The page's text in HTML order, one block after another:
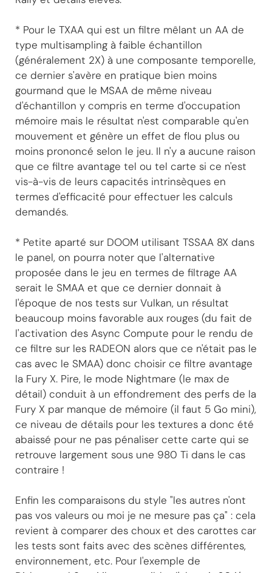
* Pour le TXAA qui est un filtre mêlant un AA de
type multisampling à faible échantillon
(généralement 2X) à une composante temporelle,
ce dernier s'avère en pratique bien moins
gourmand que le MSAA de même niveau
d'échantillon y compris en terme d'occupation
mémoire mais le résultat n'est comparable qu'en
mouvement et génère un effet de flou plus ou
moins prononcé selon le jeu. Il n'y a aucune raison
que ce filtre avantage tel ou tel carte si ce n'est
vis-à-vis de leurs capacités intrinsèques en
termes d'efficacité pour effectuer les calculs
demandés.
* Petite aparté sur DOOM utilisant TSSAA 8X dans
le panel, on pourra noter que l'alternative
proposée dans le jeu en termes de filtrage AA
serait le SMAA et que ce dernier donnait à
l'époque de nos tests sur Vulkan, un résultat
beaucoup moins favorable aux rouges (du fait de
l'activation des Async Compute pour le rendu de
ce filtre sur les RADEON alors que ce n'était pas le
cas avec le SMAA) donc choisir ce filtre avantage
la Fury X. Pire, le mode Nightmare (le max de
détail) conduit à un effondrement des perfs de la
Fury X par manque de mémoire (il faut 5 Go mini),
ce niveau de détails pour les textures a donc été
abaissé pour ne pas pénaliser cette carte qui se
retrouve largement sous une 980 Ti dans le cas
contraire !
Enfin les comparaisons du style "les autres n'ont
pas vos valeurs ou moi je ne mesure pas ça" : cela
revient à comparer des choux et des carottes car
les tests sont faits avec des scènes différentes,
environnement, etc. Pour l'exemple de